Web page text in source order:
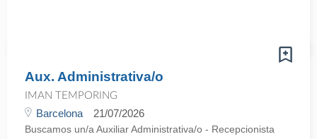
Aux. Administrativa/o
IMAN TEMPORING
Barcelona 21/07/2026
Buscamos un/a Auxiliar Administrativa/o - Recepcionista